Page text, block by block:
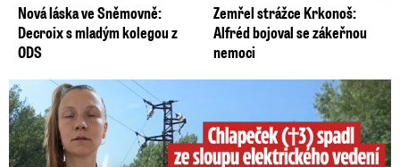
Nová láska ve Sněmovně:
Decroix s mladým kolegou z
ODS
Zemřel strážce Krkonoš:
Alfréd bojoval se zákeřnou
nemoci
Smrtelný pád chlapce: Matka vydala vyjádření na 16 stran